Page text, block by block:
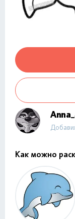
Как можно